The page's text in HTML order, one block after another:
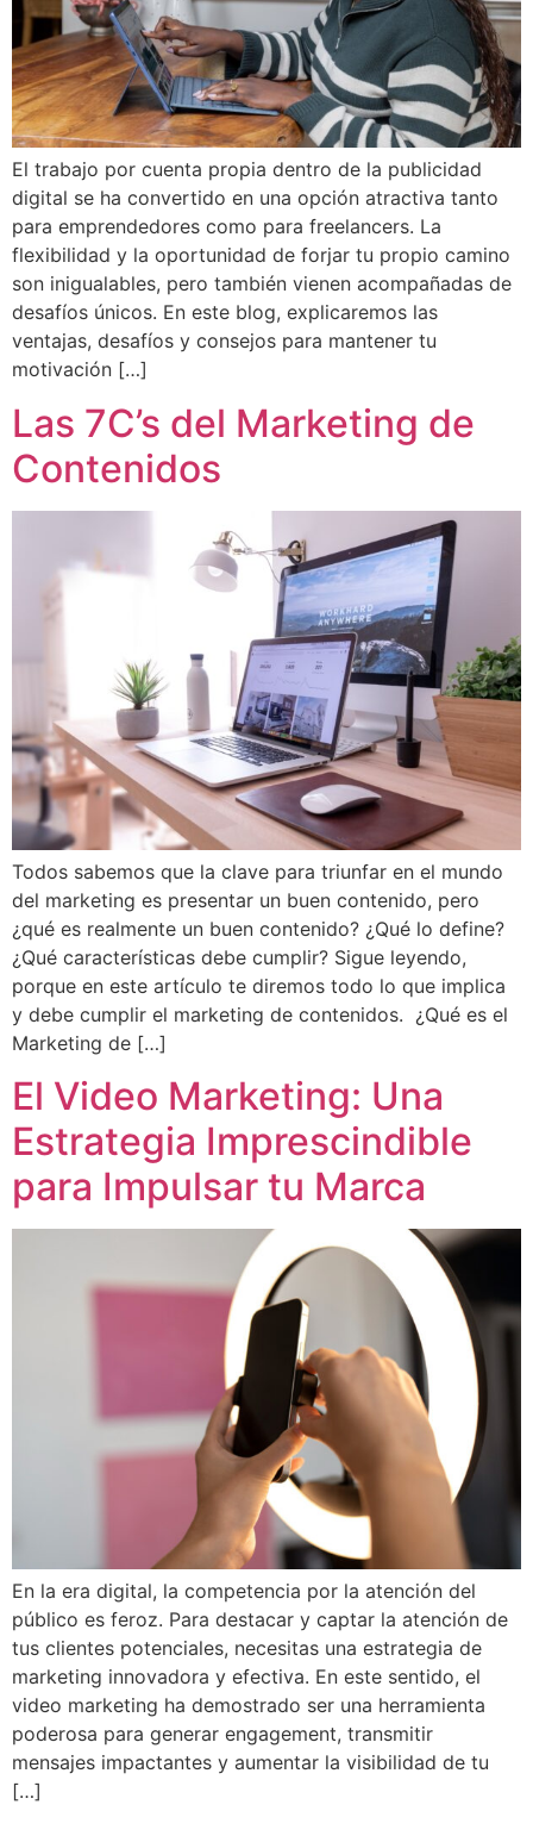
El trabajo por cuenta propia dentro de la publicidad
digital se ha convertido en una opción atractiva tanto
para emprendedores como para freelancers. La
flexibilidad y la oportunidad de forjar tu propio camino
son inigualables, pero también vienen acompañadas de
desafíos únicos. En este blog, explicaremos las
ventajas, desafíos y consejos para mantener tu
motivación […]
Las 7C’s del Marketing de
Contenidos
Todos sabemos que la clave para triunfar en el mundo
del marketing es presentar un buen contenido, pero
¿qué es realmente un buen contenido? ¿Qué lo define?
¿Qué características debe cumplir? Sigue leyendo,
porque en este artículo te diremos todo lo que implica
y debe cumplir el marketing de contenidos. ¿Qué es el
Marketing de […]
El Video Marketing: Una
Estrategia Imprescindible
para Impulsar tu Marca
En la era digital, la competencia por la atención del
público es feroz. Para destacar y captar la atención de
tus clientes potenciales, necesitas una estrategia de
marketing innovadora y efectiva. En este sentido, el
video marketing ha demostrado ser una herramienta
poderosa para generar engagement, transmitir
mensajes impactantes y aumentar la visibilidad de tu
[…]